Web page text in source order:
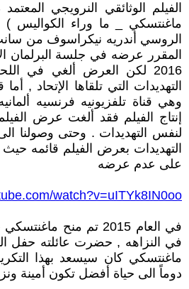
الفيلم الوثائقي النرويجي
ماغنتسكي _ ما وراء الكواليس )
الروسي أندريه نيكراسوف من
2016 لكن العرض ألغي في
التهديدات التي تلقاها الإتحاد ,
وهي قناة تلفزيونيه فرنسيه
التهديدات بعرض الفيلم قائمه
على عدم عرضه
watch?v=uITYk8IN0oo
في العام 2015 تم منح
في النزاهه , حضرت عائلته حفل
ماغنتسكي كان سيسعد بهذا
دوماً الى حياة أفضل تكون أمينة